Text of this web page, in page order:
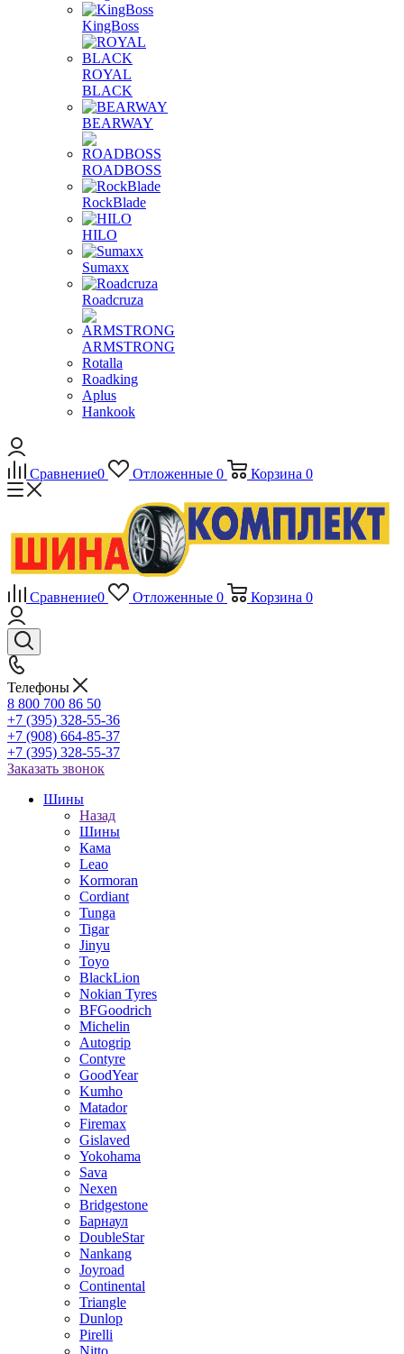
KingBoss
ROYAL
BLACK
BEARWAY
ROADBOSS
RockBlade
HILO
Sumaxx
Roadcruza
ARMSTRONG
Rotalla
Roadking
Aplus
Hankook
Сравнение0 Отложенные 0 Корзина 0
Сравнение0 Отложенные 0 Корзина 0
Телефоны
8 800 700 86 50
+7 (395) 328-55-36
+7 (908) 664-85-37
+7 (395) 328-55-37
Заказать звонок
Шины
Назад
Шины
Кама
Leao
Kormoran
Cordiant
Tunga
Tigar
Jinyu
Toyo
BlackLion
Nokian Tyres
BFGoodrich
Michelin
Autogrip
Contyre
GoodYear
Kumho
Matador
Firemax
Gislaved
Yokohama
Sava
Nexen
Bridgestone
Барнаул
DoubleStar
Nankang
Joyroad
Continental
Triangle
Dunlop
Pirelli
Nitto